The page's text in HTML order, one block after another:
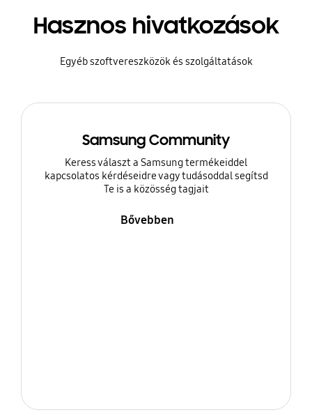
Hasznos hivatkozások
Egyéb szoftvereszközök és szolgáltatások
Samsung Community
Keress választ a Samsung termékeiddel
kapcsolatos kérdéseidre vagy tudásoddal segítsd
Te is a közösség tagjait
Bővebben